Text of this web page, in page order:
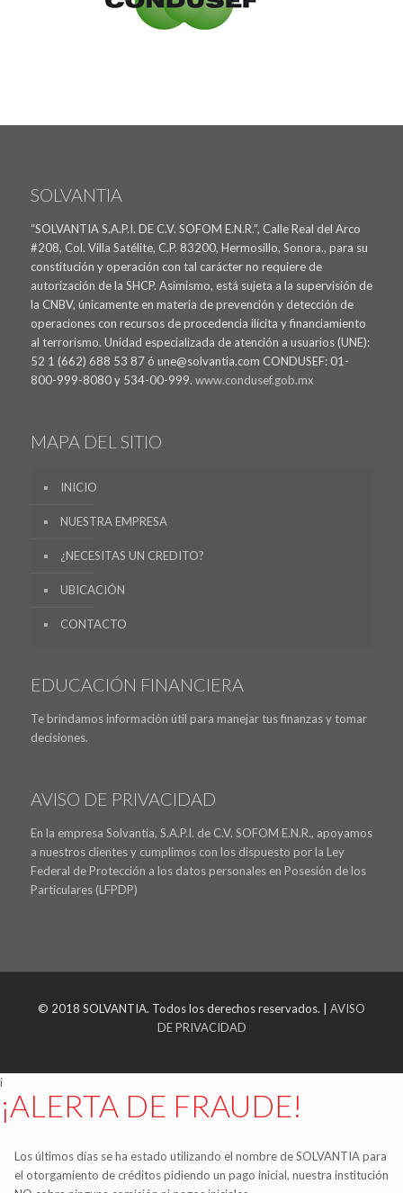
SOLVANTIA
“SOLVANTIA S.A.P.I. DE C.V. SOFOM E.N.R.”, Calle Real del Arco
#208, Col. Villa Satélite, C.P. 83200, Hermosillo, Sonora., para su
constitución y operación con tal carácter no requiere de
autorización de la SHCP. Asimismo, está sujeta a la supervisión de
la CNBV, únicamente en materia de prevención y detección de
operaciones con recursos de procedencia ilícita y financiamiento
al terrorismo. Unidad especializada de atención a usuarios (UNE):
52 1 (662) 688 53 87 ó une@solvantia.com CONDUSEF: 01-
800-999-8080 y 534-00-999. www.condusef.gob.mx
MAPA DEL SITIO
INICIO
NUESTRA EMPRESA
¿NECESITAS UN CREDITO?
UBICACIÓN
CONTACTO
EDUCACIÓN FINANCIERA
Te brindamos información útil para manejar tus finanzas y tomar
decisiones.
AVISO DE PRIVACIDAD
En la empresa Solvantia, S.A.P.I. de C.V. SOFOM E.N.R., apoyamos
a nuestros clientes y cumplimos con los dispuesto por la Ley
Federal de Protección a los datos personales en Posesión de los
Particulares (LFPDP)
© 2018 SOLVANTIA. Todos los derechos reservados. | AVISO
DE PRIVACIDAD
i
¡ALERTA DE FRAUDE!
Los últimos días se ha estado utilizando el nombre de SOLVANTIA para
el otorgamiento de créditos pidiendo un pago inicial, nuestra institución